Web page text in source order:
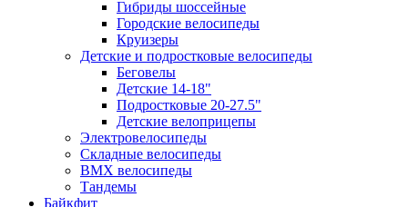
Гибриды шоссейные
Городские велосипеды
Круизеры
Детские и подростковые велосипеды
Беговелы
Детские 14-18"
Подростковые 20-27.5"
Детские велоприцепы
Электровелосипеды
Складные велосипеды
BMX велосипеды
Тандемы
Байкфит